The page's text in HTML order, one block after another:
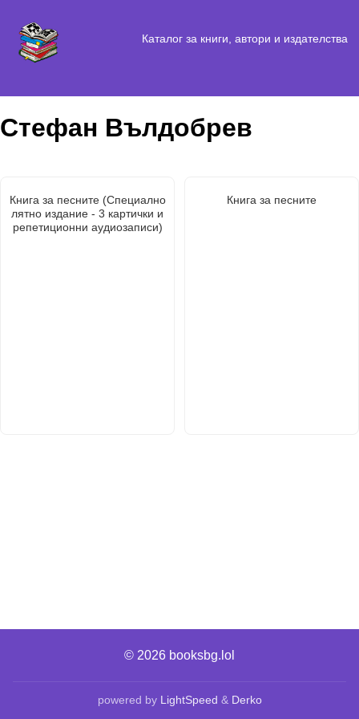
Каталог за книги, автори и издателства
Стефан Вълдобрев
Книга за песните (Специално
лятно издание - 3 картички и
репетиционни аудиозаписи)
Книга за песните
© 2026 booksbg.lol
powered by LightSpeed & Derko